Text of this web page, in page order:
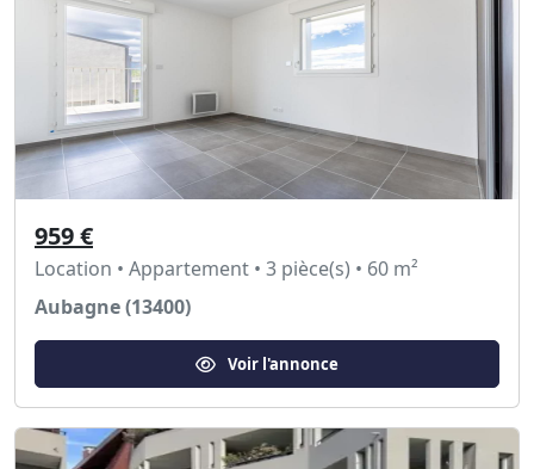
959 €
Location • Appartement • 3 pièce(s) • 60 m²
Aubagne (13400)
Voir l'annonce